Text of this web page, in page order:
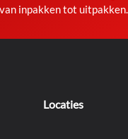
van inpakken tot uitpakken.
Locaties